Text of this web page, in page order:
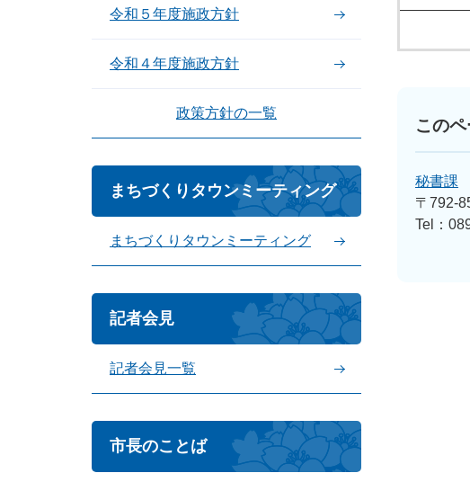
この
秘書課
〒792-
Tel：
令和５年度施政方針
令和４年度施政方針
政策方針の一覧
まちづくりタウンミーティング
まちづくりタウンミーティング
記者会見
記者会見一覧
市長のことば